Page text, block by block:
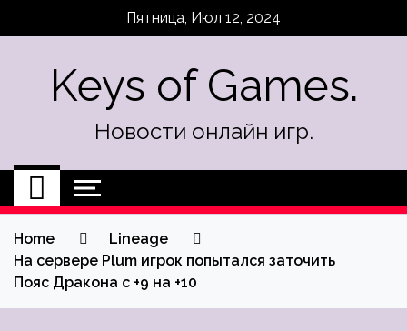
Пятница, Июл 12, 2024
Keys of Games.
Новости онлайн игр.
Home
Lineage
На сервере Plum игрок попытался заточить
Пояс Дракона с +9 на +10